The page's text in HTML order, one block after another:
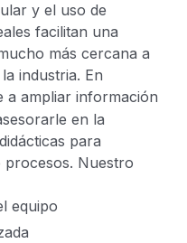
y el uso de
facilitan una
más cercana a
industria. En
a ampliar información
en la
para
Nuestro
equipo